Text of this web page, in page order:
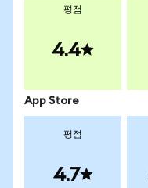
평점
4.4
App Store
평점
4.7